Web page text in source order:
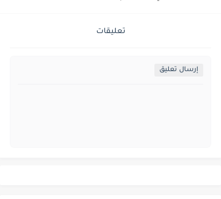
تعليقات
إرسال تعليق